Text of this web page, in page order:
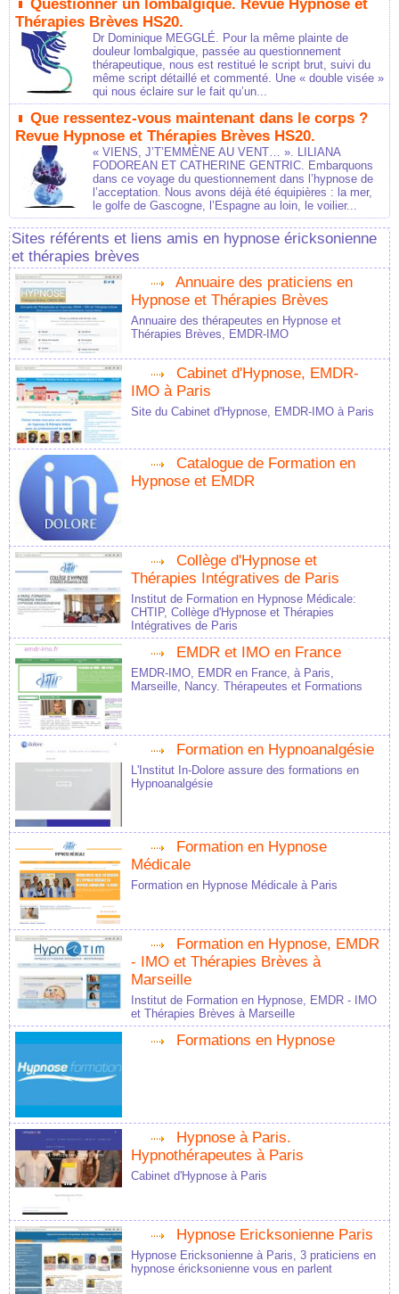
Questionner un lombalgique. Revue Hypnose et
Thérapies Brèves HS20.
Dr Dominique MEGGLÉ. Pour la même plainte de
douleur lombalgique, passée au questionnement
thérapeutique, nous est restitué le script brut, suivi du
même script détaillé et commenté. Une « double visée »
qui nous éclaire sur le fait qu’un...
Que ressentez-vous maintenant dans le corps ?
Revue Hypnose et Thérapies Brèves HS20.
« VIENS, J’T’EMMÈNE AU VENT… ». LILIANA
FODOREAN ET CATHERINE GENTRIC. Embarquons
dans ce voyage du questionnement dans l’hypnose de
l’acceptation. Nous avons déjà été équipières : la mer,
le golfe de Gascogne, l’Espagne au loin, le voilier...
Sites référents et liens amis en hypnose éricksonienne
et thérapies brèves
Annuaire des praticiens en
Hypnose et Thérapies Brèves
Annuaire des thérapeutes en Hypnose et
Thérapies Brèves, EMDR-IMO
Cabinet d'Hypnose, EMDR-
IMO à Paris
Site du Cabinet d'Hypnose, EMDR-IMO à Paris
Catalogue de Formation en
Hypnose et EMDR
Collège d'Hypnose et
Thérapies Intégratives de Paris
Institut de Formation en Hypnose Médicale:
CHTIP, Collège d'Hypnose et Thérapies
Intégratives de Paris
EMDR et IMO en France
EMDR-IMO, EMDR en France, à Paris,
Marseille, Nancy. Thérapeutes et Formations
Formation en Hypnoanalgésie
L'Institut In-Dolore assure des formations en
Hypnoanalgésie
Formation en Hypnose
Médicale
Formation en Hypnose Médicale à Paris
Formation en Hypnose, EMDR
- IMO et Thérapies Brèves à
Marseille
Institut de Formation en Hypnose, EMDR - IMO
et Thérapies Brèves à Marseille
Formations en Hypnose
Hypnose à Paris.
Hypnothérapeutes à Paris
Cabinet d'Hypnose à Paris
Hypnose Ericksonienne Paris
Hypnose Ericksonienne à Paris, 3 praticiens en
hypnose éricksonienne vous en parlent